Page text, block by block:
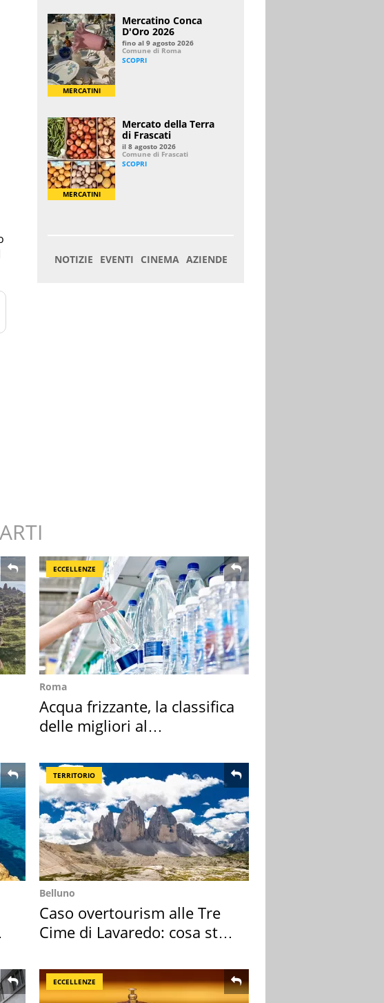
ECCELLENZE
Roma
Acqua frizzante, la classifica
delle migliori al
TERRITORIO
Belluno
Caso overtourism alle Tre
Cime di Lavaredo: cosa sta
ECCELLENZE